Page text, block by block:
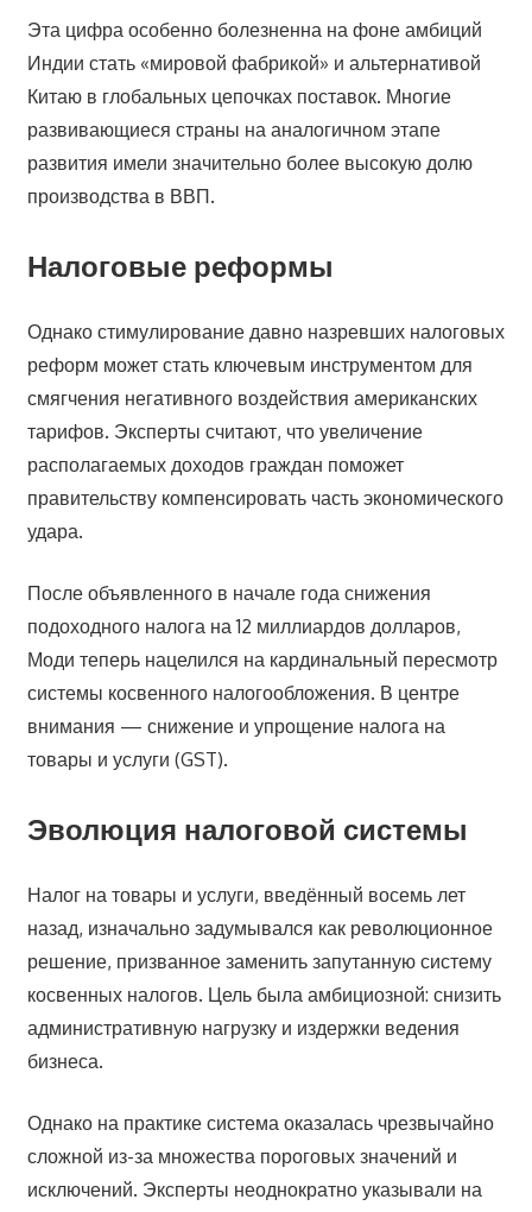
Эта цифра особенно болезненна на фоне амбиций
Индии стать «мировой фабрикой» и альтернативой
Китаю в глобальных цепочках поставок. Многие
развивающиеся страны на аналогичном этапе
развития имели значительно более высокую долю
производства в ВВП.
Налоговые реформы
Однако стимулирование давно назревших налоговых
реформ может стать ключевым инструментом для
смягчения негативного воздействия американских
тарифов. Эксперты считают, что увеличение
располагаемых доходов граждан поможет
правительству компенсировать часть экономического
удара.
После объявленного в начале года снижения
подоходного налога на 12 миллиардов долларов,
Моди теперь нацелился на кардинальный пересмотр
системы косвенного налогообложения. В центре
внимания — снижение и упрощение налога на
товары и услуги (GST).
Эволюция налоговой системы
Налог на товары и услуги, введённый восемь лет
назад, изначально задумывался как революционное
решение, призванное заменить запутанную систему
косвенных налогов. Цель была амбициозной: снизить
административную нагрузку и издержки ведения
бизнеса.
Однако на практике система оказалась чрезвычайно
сложной из-за множества пороговых значений и
исключений. Эксперты неоднократно указывали на